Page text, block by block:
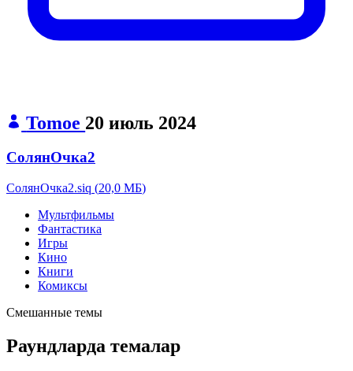
Tomoe 20 июль 2024
СолянОчка2
СолянОчка2.siq (20,0 МБ)
Мультфильмы
Фантастика
Игры
Кино
Книги
Комиксы
Смешанные темы
Раундларда темалар